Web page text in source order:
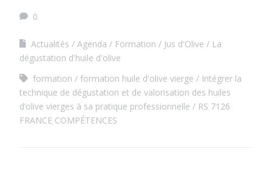
0
Actualités Agenda Formation Jus d'Olive
La
dégustation d'huile d'olive
formation
formation huile d'olive vierge
Intégrer la
technique de dégustation et de valorisation des huiles
d’olive vierges à sa pratique professionnelle
RS 7126
FRANCE COMPÉTENCES